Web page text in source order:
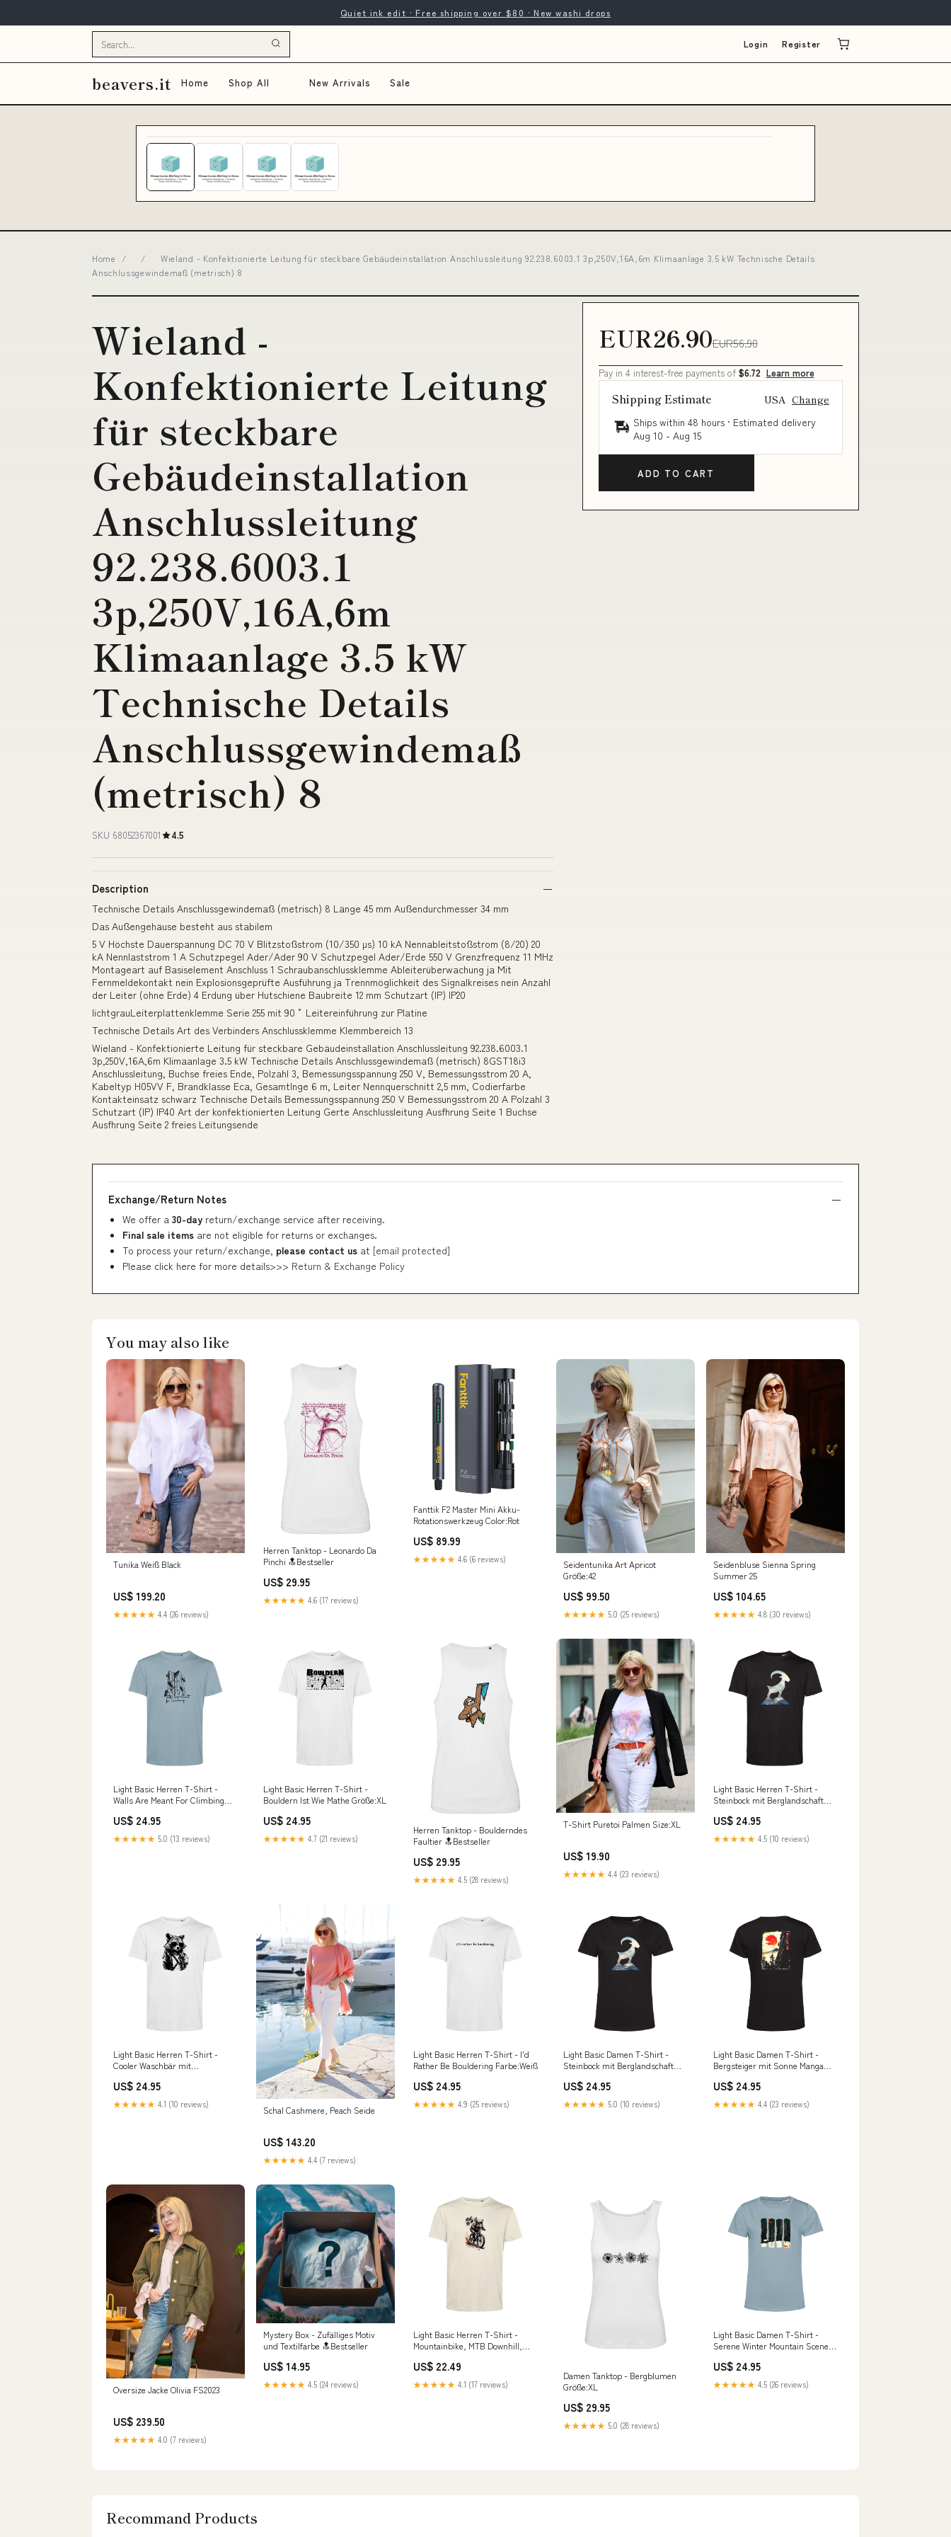
Quiet ink edit · Free shipping over $80 · New washi drops
Login Register
beavers.it Home Shop All New Arrivals Sale
Home / /
Wieland - Konfektionierte Leitung für steckbare Gebäudeinstallation Anschlussleitung 92.238.6003.1 3p,250V,16A,6m Klimaanlage 3.5 kW Technische Details
Anschlussgewindemaß (metrisch) 8
Wieland -
Konfektionierte Leitung
für steckbare
Gebäudeinstallation
Anschlussleitung
92.238.6003.1
3p,250V,16A,6m
Klimaanlage 3.5 kW
Technische Details
Anschlussgewindemaß
(metrisch) 8
SKU 68052367001 4.5
Description
Technische Details Anschlussgewindemaß (metrisch) 8 Länge 45 mm Außendurchmesser 34 mm
Das Außengehäuse besteht aus stabilem
5 V Höchste Dauerspannung DC 70 V Blitzstoßstrom (10/350 µs) 10 kA Nennableitstoßstrom (8/20) 20
kA Nennlaststrom 1 A Schutzpegel Ader/Ader 90 V Schutzpegel Ader/Erde 550 V Grenzfrequenz 11 MHz
Montageart auf Basiselement Anschluss 1 Schraubanschlussklemme Ableiterüberwachung ja Mit
Fernmeldekontakt nein Explosionsgeprüfte Ausführung ja Trennmöglichkeit des Signalkreises nein Anzahl
der Leiter (ohne Erde) 4 Erdung über Hutschiene Baubreite 12 mm Schutzart (IP) IP20
lichtgrauLeiterplattenklemme Serie 255 mit 90 ° Leitereinführung zur Platine
Technische Details Art des Verbinders Anschlussklemme Klemmbereich 13
Wieland - Konfektionierte Leitung für steckbare Gebäudeinstallation Anschlussleitung 92.238.6003.1
3p,250V,16A,6m Klimaanlage 3.5 kW Technische Details Anschlussgewindemaß (metrisch) 8GST18i3
Anschlussleitung, Buchse freies Ende, Polzahl 3, Bemessungsspannung 250 V, Bemessungsstrom 20 A,
Kabeltyp H05VV F, Brandklasse Eca, Gesamtlnge 6 m, Leiter Nennquerschnitt 2,5 mm, Codierfarbe
Kontakteinsatz schwarz Technische Details Bemessungsspannung 250 V Bemessungsstrom 20 A Polzahl 3
Schutzart (IP) IP40 Art der konfektionierten Leitung Gerte Anschlussleitung Ausfhrung Seite 1 Buchse
Ausfhrung Seite 2 freies Leitungsende
EUR26.90EUR56.90
Pay in 4 interest-free payments of $6.72 Learn more
Shipping Estimate USA Change
Ships within 48 hours · Estimated delivery
Aug 10 - Aug 15
ADD TO CART
Exchange/Return Notes
We offer a 30-day return/exchange service after receiving.
Final sale items are not eligible for returns or exchanges.
To process your return/exchange, please contact us at [email protected]
Please click here for more details>>> Return & Exchange Policy
You may also like
Tunika Weiß Black
US$ 199.20
★★★★★ 4.4 (26 reviews)
Herren Tanktop - Leonardo Da
Pinchi 🔝Bestseller
US$ 29.95
★★★★★ 4.6 (17 reviews)
Fanttik F2 Master Mini Akku-
Rotationswerkzeug Color:Rot
US$ 89.99
★★★★★ 4.6 (6 reviews)
Seidentunika Art Apricot
Größe:42
US$ 99.50
★★★★★ 5.0 (25 reviews)
Seidenbluse Sienna Spring
Summer 25
US$ 104.65
★★★★★ 4.8 (30 reviews)
Light Basic Herren T-Shirt -
Walls Are Meant For Climbing
US$ 24.95
★★★★★ 5.0 (13 reviews)
Light Basic Herren T-Shirt -
Bouldern Ist Wie Mathe Größe:XL
US$ 24.95
★★★★★ 4.7 (21 reviews)
Herren Tanktop - Boulderndes
Faultier 🔝Bestseller
US$ 29.95
★★★★★ 4.5 (28 reviews)
T-Shirt Puretoi Palmen Size:XL
US$ 19.90
★★★★★ 4.4 (23 reviews)
Light Basic Herren T-Shirt -
Steinbock mit Berglandschaft
US$ 24.95
★★★★★ 4.5 (10 reviews)
Light Basic Herren T-Shirt -
Cooler Waschbär mit
US$ 24.95
★★★★★ 4.1 (10 reviews) Schal Cashmere, Peach Seide
US$ 143.20
★★★★★ 4.4 (7 reviews)
Light Basic Herren T-Shirt - I'd
Rather Be Bouldering Farbe:Weiß
US$ 24.95
★★★★★ 4.9 (25 reviews)
Light Basic Damen T-Shirt -
Steinbock mit Berglandschaft
US$ 24.95
★★★★★ 5.0 (10 reviews)
Light Basic Damen T-Shirt -
Bergsteiger mit Sonne Manga
US$ 24.95
★★★★★ 4.4 (23 reviews)
Oversize Jacke Olivia FS2023
US$ 239.50
★★★★★ 4.0 (7 reviews)
Mystery Box - Zufälliges Motiv
und Textilfarbe 🔝Bestseller
US$ 14.95
★★★★★ 4.5 (24 reviews)
Light Basic Herren T-Shirt -
Mountainbike, MTB Downhill,
US$ 22.49
★★★★★ 4.1 (17 reviews)
Damen Tanktop - Bergblumen
Größe:XL
US$ 29.95
★★★★★ 5.0 (28 reviews)
Light Basic Damen T-Shirt -
Serene Winter Mountain Scene
US$ 24.95
★★★★★ 4.5 (26 reviews)
Recommand Products